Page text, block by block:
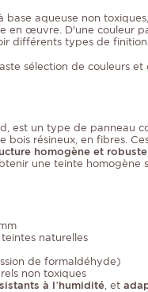
aqueuse non
en œuvre. D'une couleur
différents types de
sélection de couleurs
est un type de panneau
bois résineux, en fibres.
homogène et robuste
une teinte homogène
naturelles
de formaldéhyde)
non toxiques
à l’humidité, et